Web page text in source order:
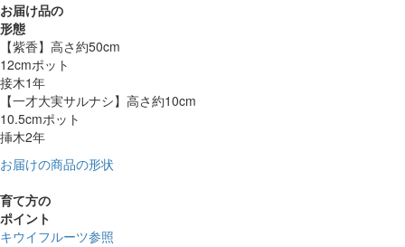
お届け品の
形態
【紫香】高さ約50cm
12cmポット
接木1年
【一才大実サルナシ】高さ約10cm
10.5cmポット
挿木2年
お届けの商品の形状
育て方の
ポイント
キウイフルーツ参照